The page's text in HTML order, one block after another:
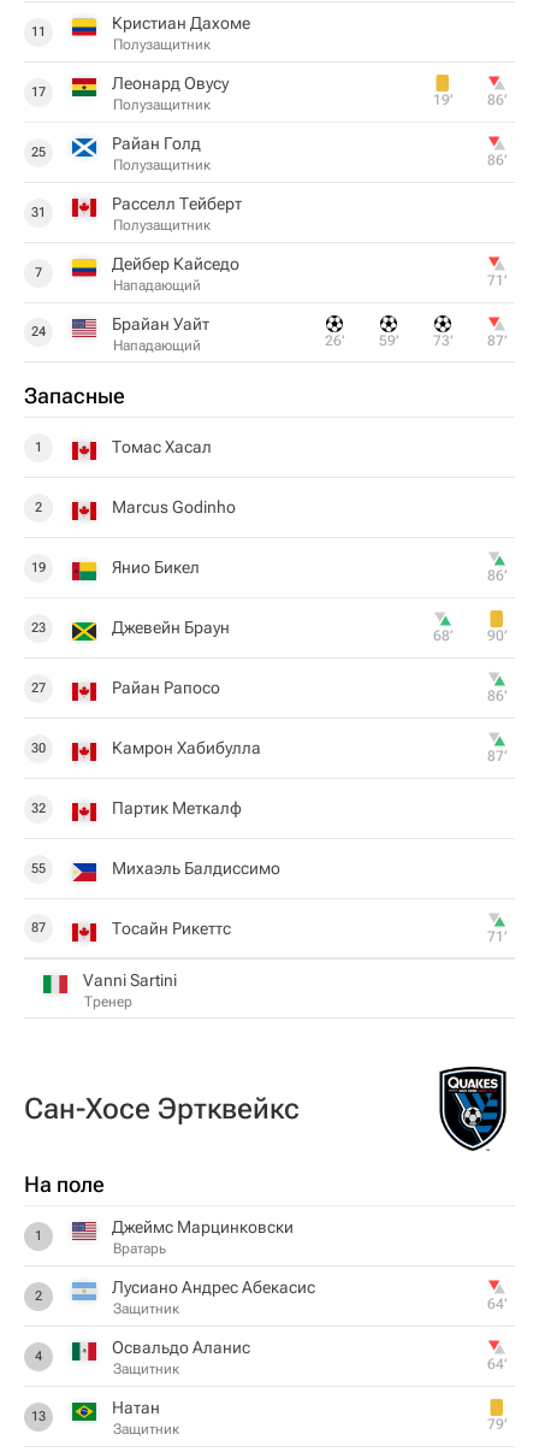
11 Кристиан Дахоме
Полузащитник
17 Леонард Овусу
Полузащитник 19‎’‎ 86‎’‎
25 Райан Голд
Полузащитник 86‎’‎
31 Расселл Тейберт
Полузащитник
7 Дейбер Кайседо
Нападающий 71‎’‎
24 Брайан Уайт
Нападающий 26‎’‎ 59‎’‎ 73‎’‎ 87‎’‎
Запасные
1 Томас Хасал
2 Marcus Godinho
19 Янио Бикел 86‎’‎
23 Джевейн Браун 68‎’‎ 90‎’‎
27 Райан Рапосо 86‎’‎
30 Камрон Хабибулла 87‎’‎
32 Партик Меткалф
55 Михаэль Балдиссимо
87 Тосайн Рикеттс 71‎’‎
Vanni Sartini
Тренер
Сан-Хосе Эртквейкс
На поле
1 Джеймс Марцинковски
Вратарь
2 Лусиано Андрес Абекасис
Защитник 64‎’‎
4 Освальдо Аланис
Защитник 64‎’‎
13 Натан
Защитник 79‎’‎